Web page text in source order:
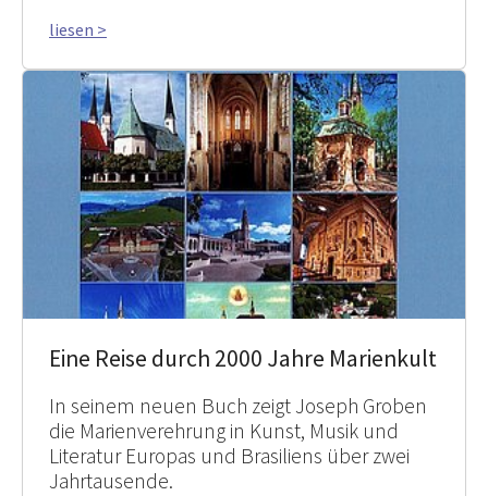
liesen >
Eine Reise durch 2000 Jahre Marienkult
In seinem neuen Buch zeigt Joseph Groben
die Marienverehrung in Kunst, Musik und
Literatur Europas und Brasiliens über zwei
Jahrtausende.